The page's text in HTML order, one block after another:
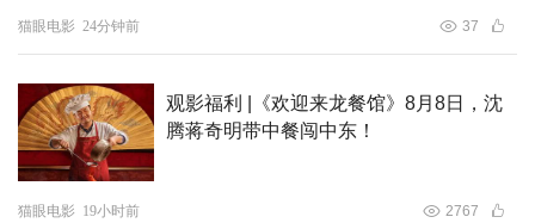
猫眼电影 24分钟前 37
观影福利 |《欢迎来龙餐馆》8月8日，沈
腾蒋奇明带中餐闯中东！
猫眼电影 19小时前 2767